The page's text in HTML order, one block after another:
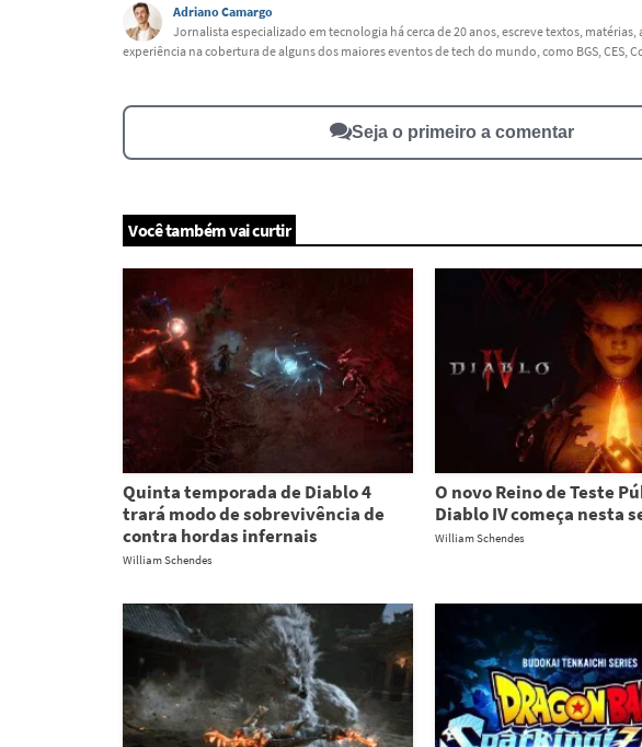
Este conteúdo contém informação incorreta
Este conteúdo não tem a informação que procuro
Adriano Camargo
Jornalista especializado em tecnologia há cerca de 20 anos, escreve textos, matérias,
experiência na cobertura de alguns dos maiores eventos de tech do mundo, como BGS, CES,
Seja o primeiro a comentar
Você também vai curtir
Quinta temporada de Diablo 4
trará modo de sobrevivência de
contra hordas infernais
William Schendes
O novo Reino de Teste
Diablo IV começa nesta
William Schendes